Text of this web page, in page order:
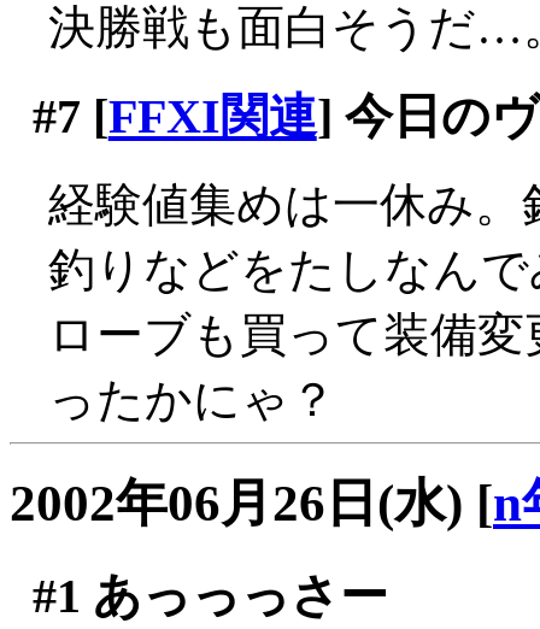
決勝戦も面白そうだ…
#7 [FFXI関連] 今日の
経験値集めは一休み
釣りなどをたしなん
ローブも買って装備
ったかにゃ？
2002年06月26日(水) [n
#1 あっっっさー